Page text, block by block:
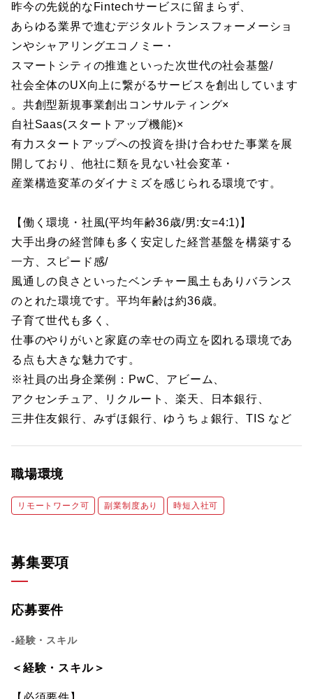
昨今の先鋭的なFintechサービスに留まらず、
あらゆる業界で進むデジタルトランスフォーメーショ
ンやシャアリングエコノミー・
スマートシティの推進といった次世代の社会基盤/
社会全体のUX向上に繋がるサービスを創出しています
。共創型新規事業創出コンサルティング×
自社Saas(スタートアップ機能)×
有力スタートアップへの投資を掛け合わせた事業を展
開しており、他社に類を見ない社会変革・
産業構造変革のダイナミズを感じられる環境です。
【働く環境・社風(平均年齢36歳/男:女=4:1)】
大手出身の経営陣も多く安定した経営基盤を構築する
一方、スピード感/
風通しの良さといったベンチャー風土もありバランス
のとれた環境です。平均年齢は約36歳。
子育て世代も多く、
仕事のやりがいと家庭の幸せの両立を図れる環境であ
る点も大きな魅力です。
※社員の出身企業例：PwC、アビーム、
アクセンチュア、リクルート、楽天、日本銀行、
三井住友銀行、みずほ銀行、ゆうちょ銀行、TIS など
職場環境
リモートワーク可 副業制度あり 時短入社可
募集要項
応募要件
-経験・スキル
＜経験・スキル＞